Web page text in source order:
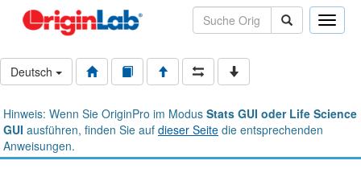
Toggle
Deutsch
Hinweis: Wenn Sie OriginPro im Modus Stats GUI oder Life Science
GUI ausführen, finden Sie auf dieser Seite die entsprechenden
Anweisungen.